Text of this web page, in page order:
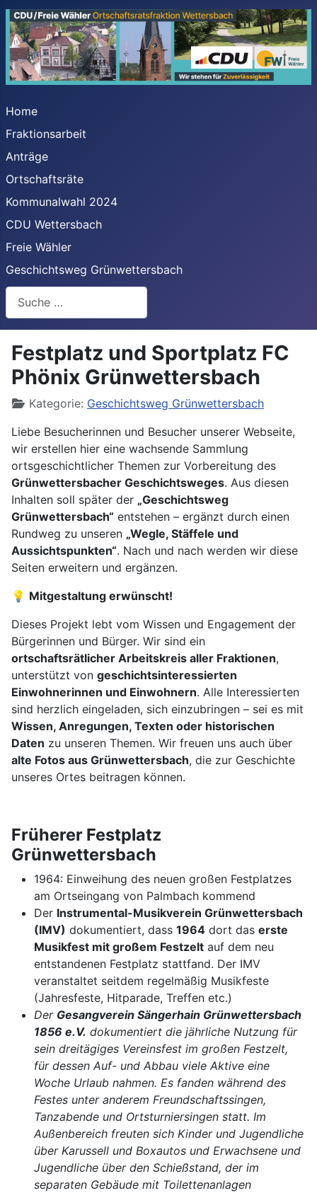
Home
Fraktionsarbeit
Anträge
Ortschaftsräte
Kommunalwahl 2024
CDU Wettersbach
Freie Wähler
Geschichtsweg Grünwettersbach
Suchen
Festplatz und Sportplatz FC
Phönix Grünwettersbach
DetailsKategorie: Geschichtsweg Grünwettersbach
Liebe Besucherinnen und Besucher unserer Webseite,
wir erstellen hier eine wachsende Sammlung
ortsgeschichtlicher Themen zur Vorbereitung des
Grünwettersbacher Geschichtsweges. Aus diesen
Inhalten soll später der „Geschichtsweg
Grünwettersbach“ entstehen – ergänzt durch einen
Rundweg zu unseren „Wegle, Stäffele und
Aussichtspunkten“. Nach und nach werden wir diese
Seiten erweitern und ergänzen.
💡 Mitgestaltung erwünscht!
Dieses Projekt lebt vom Wissen und Engagement der
Bürgerinnen und Bürger. Wir sind ein
ortschaftsrätlicher Arbeitskreis aller Fraktionen,
unterstützt von geschichtsinteressierten
Einwohnerinnen und Einwohnern. Alle Interessierten
sind herzlich eingeladen, sich einzubringen – sei es mit
Wissen, Anregungen, Texten oder historischen
Daten zu unseren Themen. Wir freuen uns auch über
alte Fotos aus Grünwettersbach, die zur Geschichte
unseres Ortes beitragen können.
Früherer Festplatz
Grünwettersbach
1964: Einweihung des neuen großen Festplatzes
am Ortseingang von Palmbach kommend
Der Instrumental-Musikverein Grünwettersbach
(IMV) dokumentiert, dass 1964 dort das erste
Musikfest mit großem Festzelt auf dem neu
entstandenen Festplatz stattfand. Der IMV
veranstaltet seitdem regelmäßig Musikfeste
(Jahresfeste, Hitparade, Treffen etc.)
Der Gesangverein Sängerhain Grünwettersbach
1856 e.V. dokumentiert die jährliche Nutzung für
sein dreitägiges Vereinsfest im großen Festzelt,
für dessen Auf- und Abbau viele Aktive eine
Woche Urlaub nahmen. Es fanden während des
Festes unter anderem Freundschaftssingen,
Tanzabende und Ortsturniersingen statt. Im
Außenbereich freuten sich Kinder und Jugendliche
über Karussell und Boxautos und Erwachsene und
Jugendliche über den Schießstand, der im
separaten Gebäude mit Toilettenanlagen